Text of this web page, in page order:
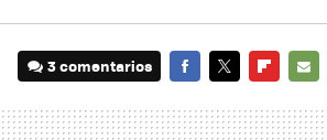
3 comentarios
MAIL